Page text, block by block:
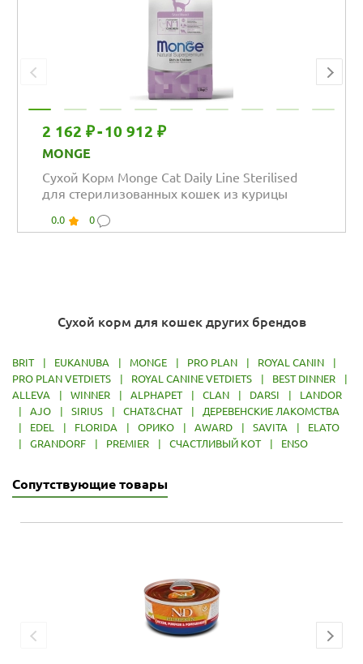
2 162 ₽-10 912 ₽
MONGE
Сухой Корм Monge Cat Daily Line Sterilised
для стерилизованных кошек из курицы
0.0 0
Сухой корм для кошек других брендов
BRIT EUKANUBA MONGE PRO PLAN ROYAL CANIN
PRO PLAN VETDIETS
ROYAL CANINE VETDIETS BEST DINNER
ALLEVA
WINNER ALPHAPET CLAN DARSI
LANDOR
AJO SIRIUS CHAT&CHAT
ДЕРЕВЕНСКИЕ ЛАКОМСТВА
EDEL FLORIDA ОРИКО AWARD SAVITA
ELATO
GRANDORF PREMIER СЧАСТЛИВЫЙ КОТ ENSO
Сопутствующие товары